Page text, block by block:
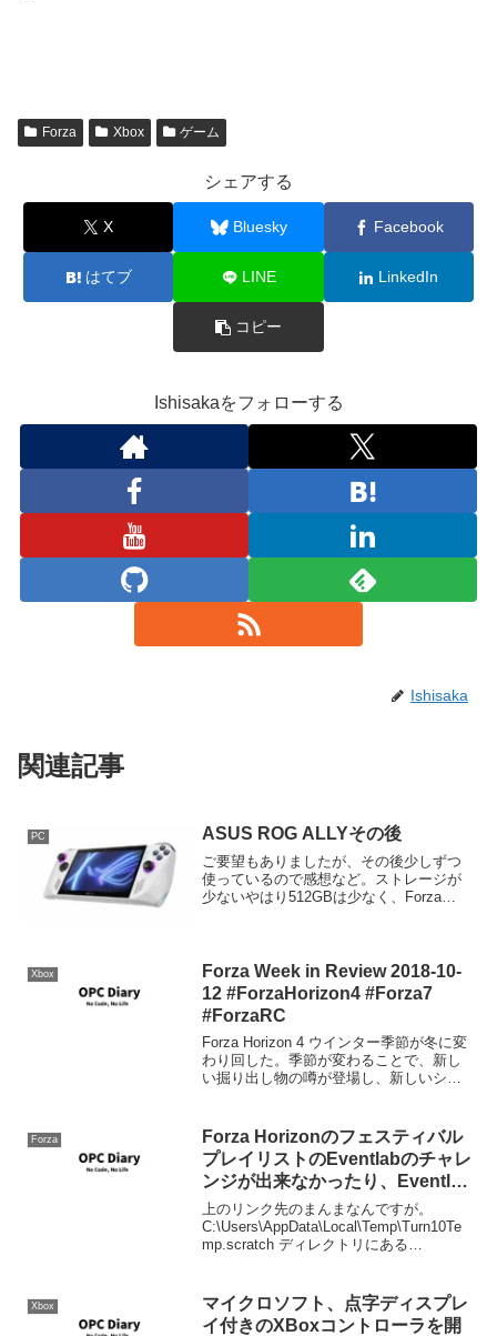
Forza Xbox ゲーム
シェアする
X Bluesky Facebook
はてブ LINE LinkedIn
コピー
Ishisakaをフォローする
Ishisaka
関連記事
PC ASUS ROG ALLYその後
ご要望もありましたが、その後少しずつ
使っているので感想など。ストレージが
少ないやはり512GBは少なく、Forza
っ...
Xbox
Forza Week in Review 2018-10-
12 #ForzaHorizon4 #Forza7
#ForzaRC
Forza Horizon 4 ウインター季節が冬に変
わり回した。季節が変わることで、新し
い掘り出し物の噂が登場し、新しいシー
#Forzathonとシー...
Forza
Forza Horizonのフェスティバル
プレイリストのEventlabのチャレ
ンジが出来なかったり、Eventlab
がプレイできないときの対処方法
#ForzaHorizon5
上のリンク先のまんまなんですが。
C:\Users\AppData\Local\Temp\Turn10Te
mp.scratch ディレクトリにある
Xbox
マイクロソフト、点字ディスプレ
イ付きのXBoxコントローラを開